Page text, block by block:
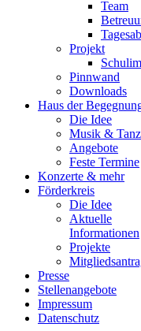
Team
Projekt
Pinnwand
Downloads
Haus der
Die Idee
Musik & Tanz
Angebote
Feste Termine
Konzerte & mehr
Förderkreis
Die Idee
Aktuelle
Informationen
Projekte
Presse
Stellenangebote
Impressum
Datenschutz